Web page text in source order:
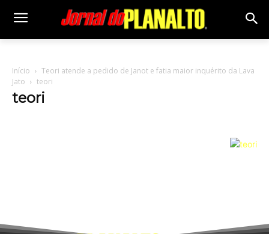
Início
Teori atende a pedido de Janot e fatia maior inquérito da Lava
Jato
teori
teori